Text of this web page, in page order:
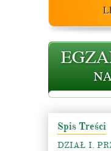
Spis Treści
DZIAŁ I.